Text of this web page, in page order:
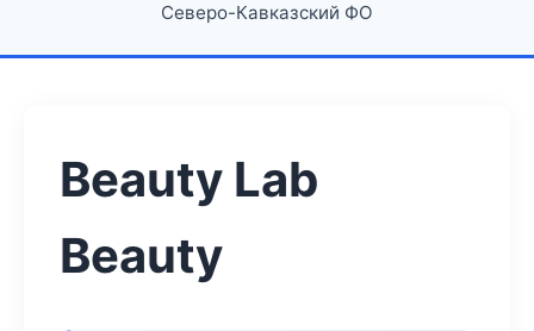
Северо-Кавказский ФО
Beauty Lab
Beauty